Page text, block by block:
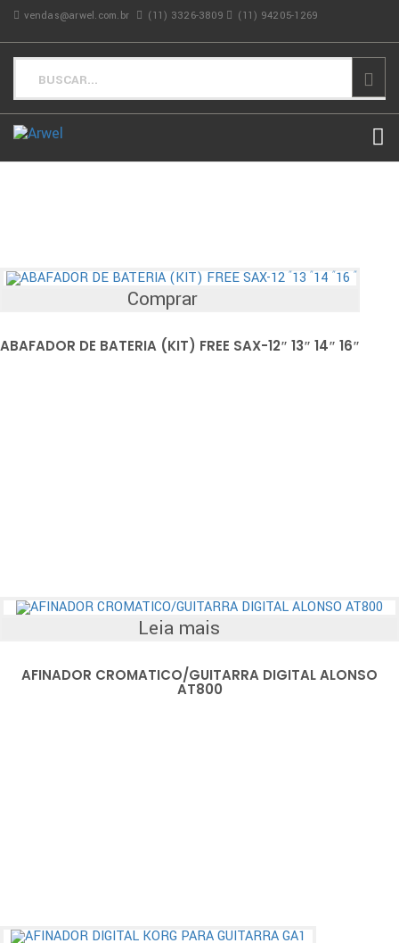
vendas@arwel.com.br (11) 3326-3809 (11) 94205-1269
Comprar
ABAFADOR DE BATERIA (KIT) FREE SAX-12″ 13″ 14″ 16″
Leia mais
AFINADOR CROMATICO/GUITARRA DIGITAL ALONSO
AT800